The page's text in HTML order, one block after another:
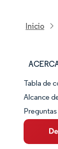
Inicio
Tabla de
Alcance